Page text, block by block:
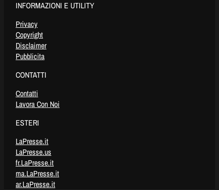
INFORMAZIONI E UTILITY
Privacy
Copyright
Disclaimer
Pubblicita
CONTATTI
Contatti
Lavora Con Noi
ESTERI
LaPresse.it
LaPresse.us
fr.LaPresse.it
ma.LaPresse.it
ar.LaPresse.it